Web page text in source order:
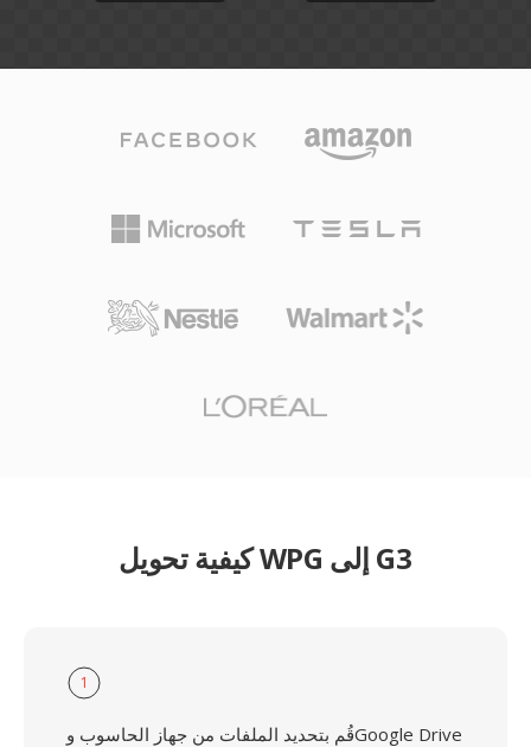
كيفية تحويل WPG إلى G3
1
قُم بتحديد الملفات من جهاز الحاسوب وGoogle Drive